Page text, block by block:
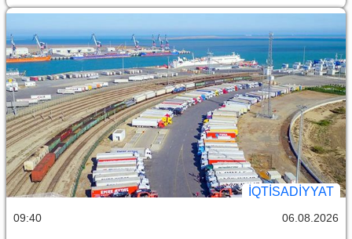
İQTİSADİYYAT
09:40 06.08.2026